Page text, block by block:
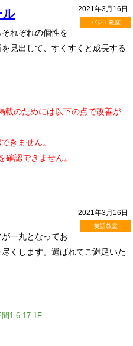
2021年3月16日
バレエ教室
ル
れぞれの個性を
見出して、すくすくと成長する
載のためには以下の点で改善が
きません。
認できません。
2021年3月16日
英語教室
一丸となってお
くします。選ばれてご満足いた
1-6-17 1F